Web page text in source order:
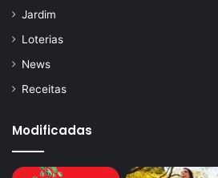
Jardim
Loterias
News
Receitas
Modificadas